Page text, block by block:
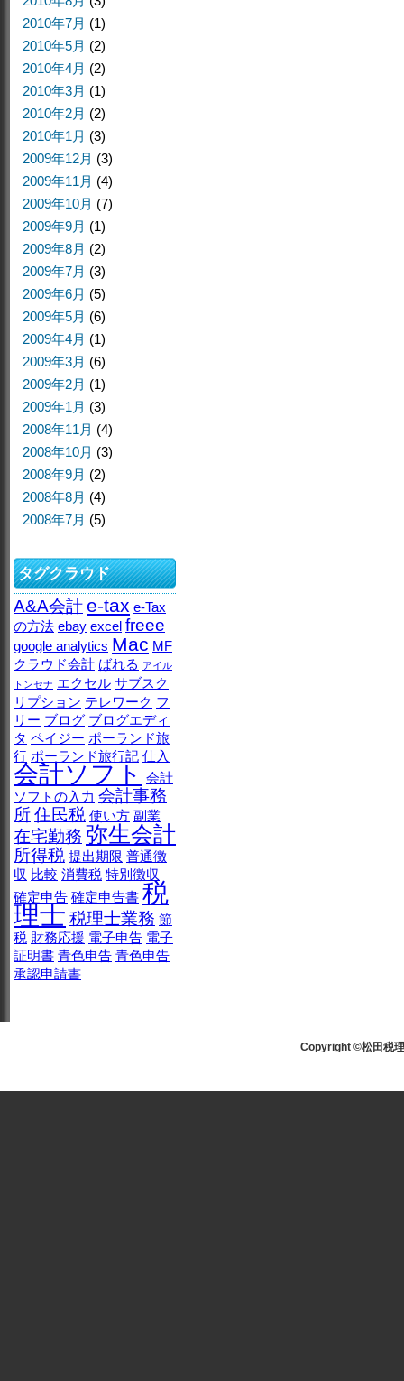
2010年7月 (1)
2010年5月 (2)
2010年4月 (2)
2010年3月 (1)
2010年2月 (2)
2010年1月 (3)
2009年12月 (3)
2009年11月 (4)
2009年10月 (7)
2009年9月 (1)
2009年8月 (2)
2009年7月 (3)
2009年6月 (5)
2009年5月 (6)
2009年4月 (1)
2009年3月 (6)
2009年2月 (1)
2009年1月 (3)
2008年11月 (4)
2008年10月 (3)
2008年9月 (2)
2008年8月 (4)
2008年7月 (5)
タグクラウド
A&A会計e-tax e-Tax
の方法 ebay excel freee
google analytics Mac MF
クラウド会計 ばれる アイル
トンセナ エクセル サブスク
リプション テレワーク フ
リー ブログ ブログエディ
タ ペイジー ポーランド旅
行 ポーランド旅行記 仕入
会計ソフト
会計
ソフトの入力 会計事務
所住民税 使い方 副業
在宅勤務 弥生会計
所得税 提出期限 普通徴
収 比較 消費税 特別徴収
確定申告 確定申告書 税
理士 税理士業務 節
税 財務応援 電子申告 電子
証明書 青色申告 青色申告
承認申請書
Copyright ©松田税